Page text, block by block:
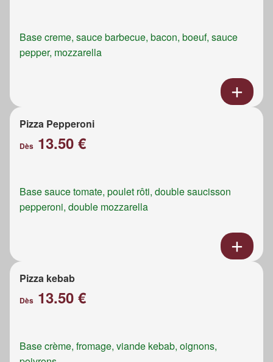
Base creme, sauce barbecue, bacon, boeuf, sauce
pepper, mozzarella
Pizza Pepperoni
Dès 13.50 €
Base sauce tomate, poulet rôti, double saucisson
pepperoni, double mozzarella
Pizza kebab
Dès 13.50 €
Base crème, fromage, viande kebab, oignons,